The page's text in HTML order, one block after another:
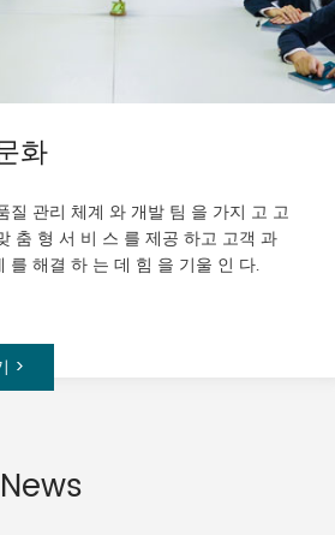
화
질 관리 체계 와 개발 팀 을 가지 고 고
춤 형 서 비 스 를 제공 하고 고객 과
를 해결 하 는 데 힘 을 기울 인 다.
>